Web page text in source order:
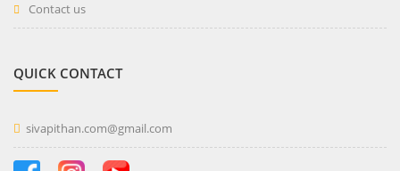
Contact us
QUICK CONTACT
sivapithan.com@gmail.com